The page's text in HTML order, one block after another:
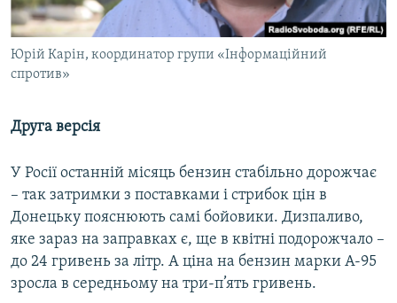
Юрій Карін, координатор групи «Інформаційний
спротив»
Друга версія
У Росії останній місяць бензин стабільно дорожчає
– так затримки з поставками і стрибок цін в
Донецьку пояснюють самі бойовики. Дизпаливо,
яке зараз на заправках є, ще в квітні подорожчало –
до 24 гривень за літр. А ціна на бензин марки А-95
зросла в середньому на три-п’ять гривень.